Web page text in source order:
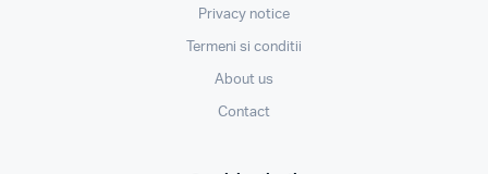
Privacy notice
Termeni si conditii
About us
Contact